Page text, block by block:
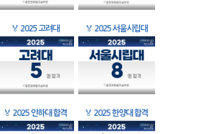
🏅 2025 고려대 🏅 2025 서울시립대
🏅 2025 인하대 합격 🏅 2025 한양대 합격